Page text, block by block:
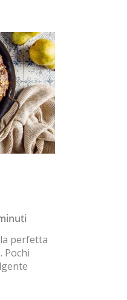
perfetta
Pochi